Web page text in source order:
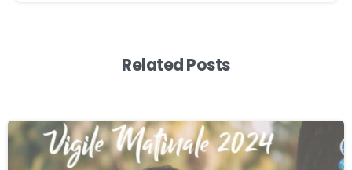
Related Posts